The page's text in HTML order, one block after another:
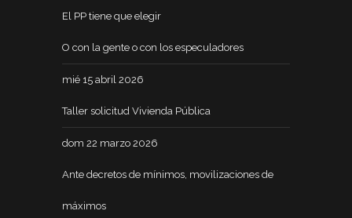
El PP tiene que elegir
O con la gente o con los especuladores
mié 15 abril 2026
Taller solicitud Vivienda Pública
dom 22 marzo 2026
Ante decretos de mínimos, movilizaciones de
máximos